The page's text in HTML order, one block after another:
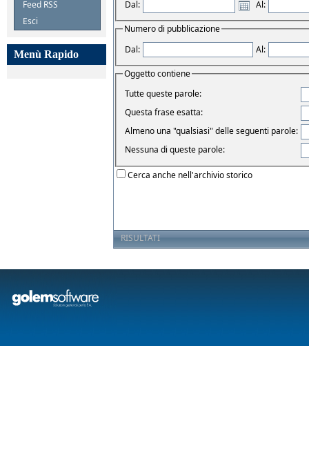
Feed RSS
Esci
Menù Rapido
Dal:
Al:
Numero di pubblicazione
Dal:
Al:
Oggetto contiene
Tutte queste parole:
Questa frase esatta:
Almeno una "qualsiasi" delle seguenti parole:
Nessuna di queste parole:
Cerca anche nell'archivio storico
RISULTATI